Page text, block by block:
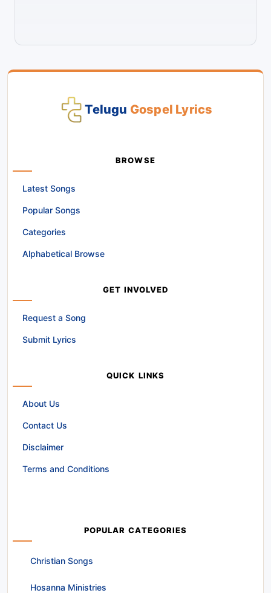
Telugu Gospel Lyrics
BROWSE
Latest Songs
Popular Songs
Categories
Alphabetical Browse
GET INVOLVED
Request a Song
Submit Lyrics
QUICK LINKS
About Us
Contact Us
Disclaimer
Terms and Conditions
POPULAR CATEGORIES
Christian Songs
Hosanna Ministries